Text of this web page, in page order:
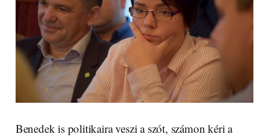
Benedek is politikaira veszi a szót, számon kéri a